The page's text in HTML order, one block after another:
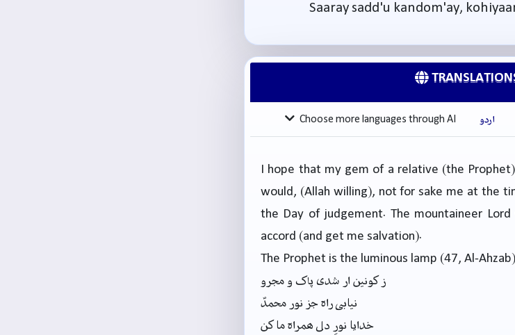
Saaray sadd'u kandom'ay,
اردو Choose more languages through AI
I hope that my gem of a relative (the
would, (Allah willing), not for sake me at the
the Day of judgement. The mountaineer
accord (and get me salvation).
The Prophet is the luminous lamp (47, Al-
ز کونین ار شدی پاک و مجرو
نیابی راہ جز نور محمدؐ
خدایا نورِ دل ہمراہ ما کن